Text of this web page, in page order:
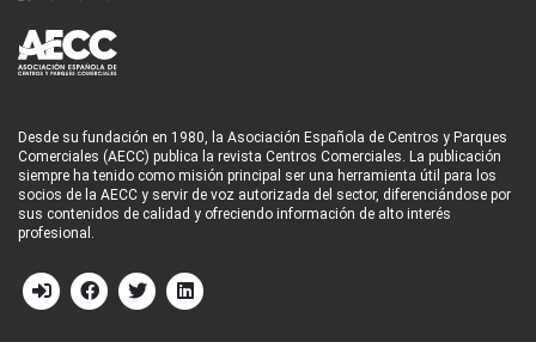
Desde su fundación en 1980, la Asociación Española de Centros y Parques
Comerciales (AECC) publica la revista Centros Comerciales. La publicación
siempre ha tenido como misión principal ser una herramienta útil para los
socios de la AECC y servir de voz autorizada del sector, diferenciándose por
sus contenidos de calidad y ofreciendo información de alto interés
profesional.